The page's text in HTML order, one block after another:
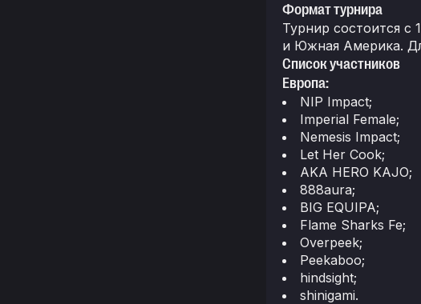
Формат турнира
Турнир состоится с
и Южная Америка.
Список участников
Европа:
NIP Impact;
Imperial Female;
Nemesis Impact;
Let Her Cook;
AKA HERO KAJO;
888aura;
BIG EQUIPA;
Flame Sharks Fe;
Overpeek;
Peekaboo;
hindsight;
shinigami.